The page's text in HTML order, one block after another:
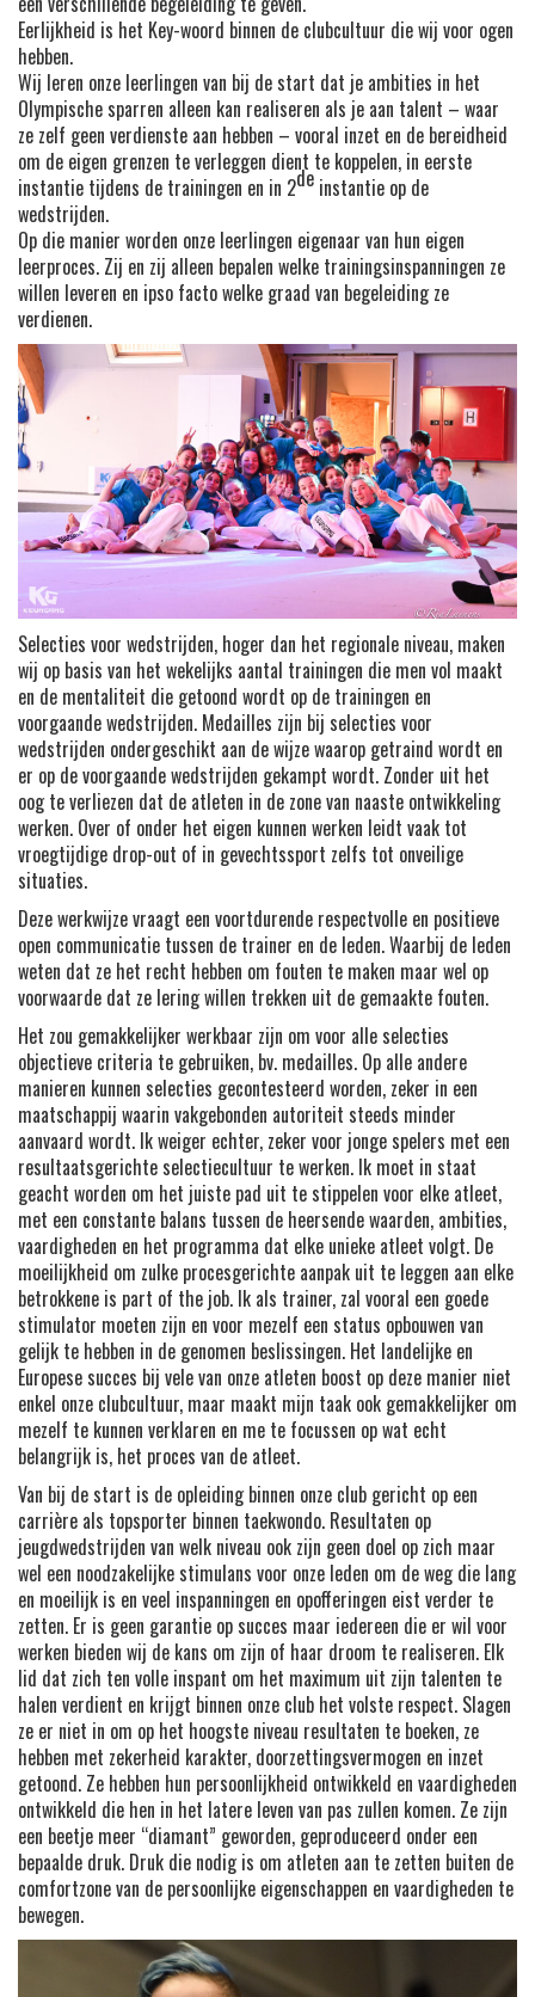
Eerlijkheid is het Key-woord binnen de clubcultuur die wij voor ogen
hebben.
Wij leren onze leerlingen van bij de start dat je ambities in het
Olympische sparren alleen kan realiseren als je aan talent – waar
ze zelf geen verdienste aan hebben – vooral inzet en de bereidheid
om de eigen grenzen te verleggen dient te koppelen, in eerste
instantie tijdens de trainingen en in 2de instantie op de
wedstrijden.
Op die manier worden onze leerlingen eigenaar van hun eigen
leerproces. Zij en zij alleen bepalen welke trainingsinspanningen ze
willen leveren en ipso facto welke graad van begeleiding ze
verdienen.
Selecties voor wedstrijden, hoger dan het regionale niveau, maken
wij op basis van het wekelijks aantal trainingen die men vol maakt
en de mentaliteit die getoond wordt op de trainingen en
voorgaande wedstrijden. Medailles zijn bij selecties voor
wedstrijden ondergeschikt aan de wijze waarop getraind wordt en
er op de voorgaande wedstrijden gekampt wordt. Zonder uit het
oog te verliezen dat de atleten in de zone van naaste ontwikkeling
werken. Over of onder het eigen kunnen werken leidt vaak tot
vroegtijdige drop-out of in gevechtssport zelfs tot onveilige
situaties.
Deze werkwijze vraagt een voortdurende respectvolle en positieve
open communicatie tussen de trainer en de leden. Waarbij de leden
weten dat ze het recht hebben om fouten te maken maar wel op
voorwaarde dat ze lering willen trekken uit de gemaakte fouten.
Het zou gemakkelijker werkbaar zijn om voor alle selecties
objectieve criteria te gebruiken, bv. medailles. Op alle andere
manieren kunnen selecties gecontesteerd worden, zeker in een
maatschappij waarin vakgebonden autoriteit steeds minder
aanvaard wordt. Ik weiger echter, zeker voor jonge spelers met een
resultaatsgerichte selectiecultuur te werken. Ik moet in staat
geacht worden om het juiste pad uit te stippelen voor elke atleet,
met een constante balans tussen de heersende waarden, ambities,
vaardigheden en het programma dat elke unieke atleet volgt. De
moeilijkheid om zulke procesgerichte aanpak uit te leggen aan elke
betrokkene is part of the job. Ik als trainer, zal vooral een goede
stimulator moeten zijn en voor mezelf een status opbouwen van
gelijk te hebben in de genomen beslissingen. Het landelijke en
Europese succes bij vele van onze atleten boost op deze manier niet
enkel onze clubcultuur, maar maakt mijn taak ook gemakkelijker om
mezelf te kunnen verklaren en me te focussen op wat echt
belangrijk is, het proces van de atleet.
Van bij de start is de opleiding binnen onze club gericht op een
carrière als topsporter binnen taekwondo. Resultaten op
jeugdwedstrijden van welk niveau ook zijn geen doel op zich maar
wel een noodzakelijke stimulans voor onze leden om de weg die lang
en moeilijk is en veel inspanningen en opofferingen eist verder te
zetten. Er is geen garantie op succes maar iedereen die er wil voor
werken bieden wij de kans om zijn of haar droom te realiseren. Elk
lid dat zich ten volle inspant om het maximum uit zijn talenten te
halen verdient en krijgt binnen onze club het volste respect. Slagen
ze er niet in om op het hoogste niveau resultaten te boeken, ze
hebben met zekerheid karakter, doorzettingsvermogen en inzet
getoond. Ze hebben hun persoonlijkheid ontwikkeld en vaardigheden
ontwikkeld die hen in het latere leven van pas zullen komen. Ze zijn
een beetje meer “diamant” geworden, geproduceerd onder een
bepaalde druk. Druk die nodig is om atleten aan te zetten buiten de
comfortzone van de persoonlijke eigenschappen en vaardigheden te
bewegen.